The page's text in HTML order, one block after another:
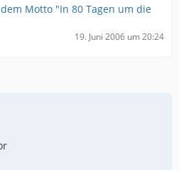
Motto "In 80 Tagen um die
19. Juni 2006 um 20:24